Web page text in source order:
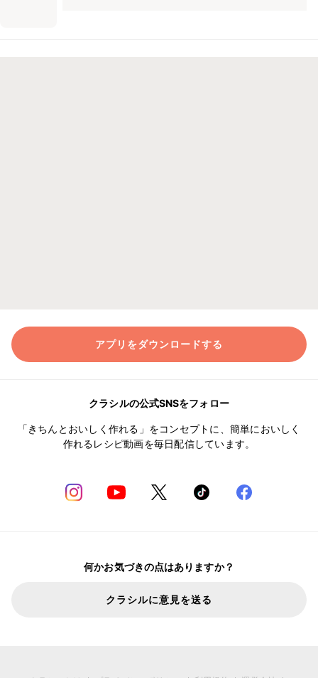
アプリをダウンロードする
クラシルの公式SNSをフォロー
「きちんとおいしく作れる」をコンセプトに、簡単においしく
作れるレシピ動画を毎日配信しています。
何かお気づきの点はありますか？
クラシルに意見を送る